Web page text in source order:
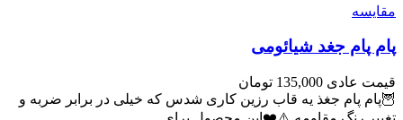
مقايسه
پام پام جغد شیائومی
قیمت عادی 135,000 تومان
🦉پام پام جغذ یه قاب رزین کاری شدس که خیلی در برابر ضربه و